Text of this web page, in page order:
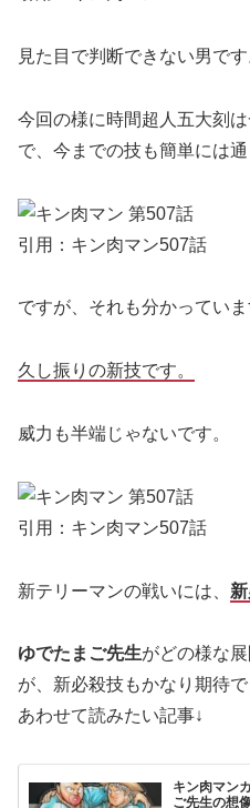
見た目で判断できない男です
今回の様に時間超人五大刻
で、今までの技も簡単には通
引用：キン肉マン507話
ですが、それも分かっていま
久し振りの新技です。
威力も半端じゃないです。
引用：キン肉マン507話
新テリーマンの戦いには、
ゆでたまご先生がどの様な
が、新必殺技もかなり期待で
あわせて読みたい記事↓
キン肉マン
ご先生の想